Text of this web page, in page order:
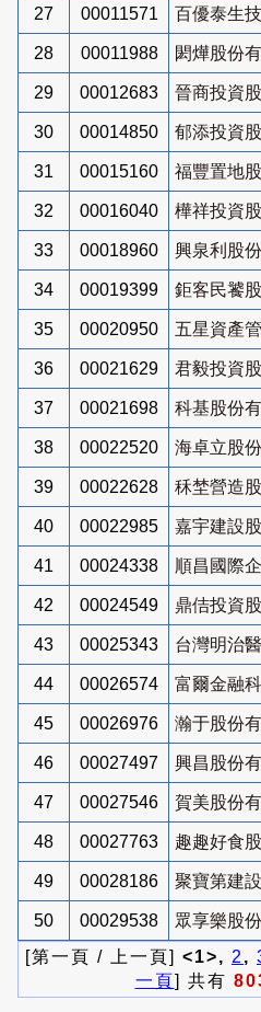
27 00011571 百優泰生
28 00011988 閎燁股份
29 00012683 晉商投資
30 00014850 郁添投資
31 00015160 福豐置地
32 00016040 樺祥投資
33 00018960 興泉利股
34 00019399 鉅客民饕
35 00020950 五星資產
36 00021629 君毅投資
37 00021698 科基股份
38 00022520 海卓立股
39 00022628 秝埜營造
40 00022985 嘉宇建設
41 00024338 順昌國際
42 00024549 鼎佶投資
43 00025343 台灣明治
44 00026574 富爾金融
45 00026976 瀚于股份
46 00027497 興昌股份
47 00027546 賀美股份
48 00027763 趣趣好食
49 00028186 聚寶第建
50 00029538
眾享樂股
[第一頁 / 上一頁] <1>, 2 ,
一頁] 共有